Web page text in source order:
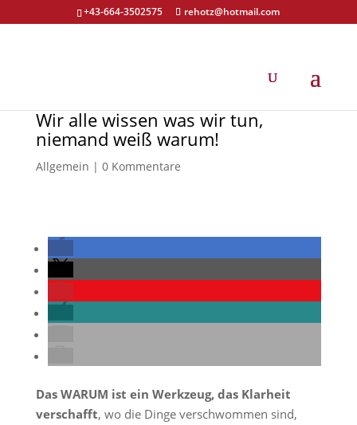
+43-664-3502575 rehotz@hotmail.com
Wir alle wissen was wir tun,
niemand weiß warum!
Allgemein | 0 Kommentare
Das WARUM ist ein Werkzeug, das Klarheit
verschafft, wo die Dinge verschwommen sind,